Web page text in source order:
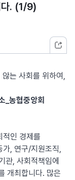
다. (1/9)
는 사회를 위하여,
농협중앙회
인 경제를
가, 연구/지원조직,
관, 사회적책임에
개최합니다. 많은